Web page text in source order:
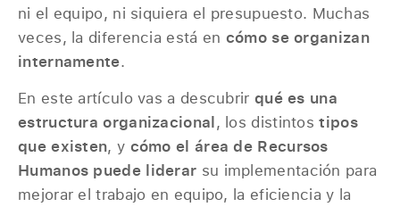
ni el equipo, ni siquiera el presupuesto. Muchas
veces, la diferencia está en cómo se organizan
internamente.
En este artículo vas a descubrir qué es una
estructura organizacional, los distintostipos
que existen, y cómo el área de Recursos
Humanos puede liderar su implementación para
mejorar el trabajo en equipo, la eficiencia y la